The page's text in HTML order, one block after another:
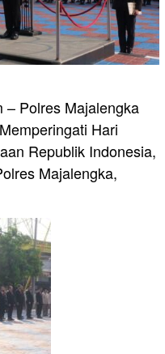
– Polres Majalengka
Hari
Republik Indonesia,
Majalengka,